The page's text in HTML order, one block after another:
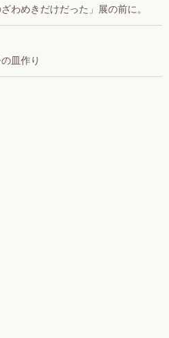
わめきだけだった」展の前に。
皿作り